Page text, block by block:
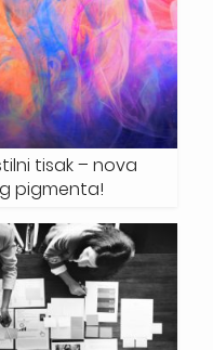
tisak – nova
pigmenta!